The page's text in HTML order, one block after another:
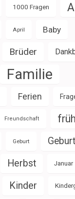
1000 Fragen
April Baby
Brüder
Familie
Ferien
Freundschaft
Geburt
Herbst Januar
Kinder